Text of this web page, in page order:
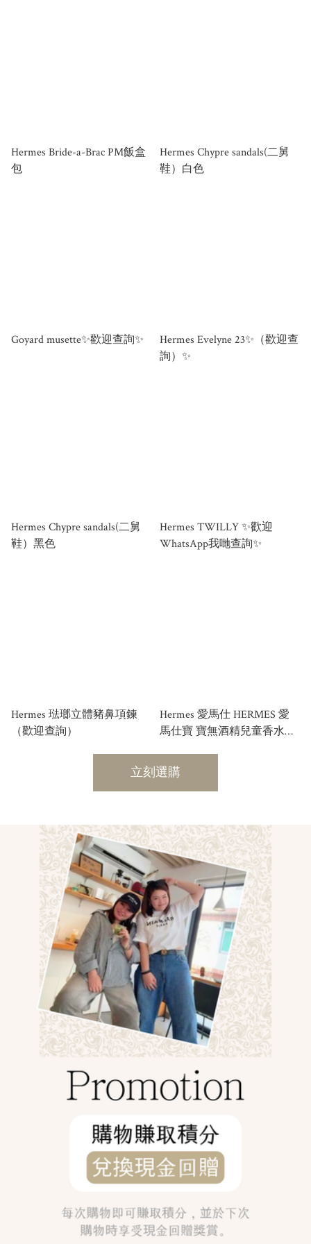
Hermes Bride-a-Brac PM飯盒
包
Hermes Chypre sandals(二舅
鞋）白色
Goyard musette✨歡迎查詢✨
Hermes Evelyne 23✨（歡迎查
詢）✨
Hermes Chypre sandals(二舅
鞋）黑色
Hermes TWILLY ✨歡迎
WhatsApp我哋查詢✨
Hermes 琺瑯立體豬鼻項鍊
（歡迎查詢）
Hermes 愛馬仕 HERMES 愛
馬仕寶 寶無酒精兒童香水
SENTEUR 50ML
立刻選購